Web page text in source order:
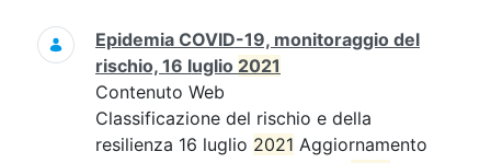
Epidemia COVID-19, monitoraggio del
rischio, 16 luglio 2021
Contenuto Web
Classificazione del rischio e della
resilienza 16 luglio 2021 Aggiornamento